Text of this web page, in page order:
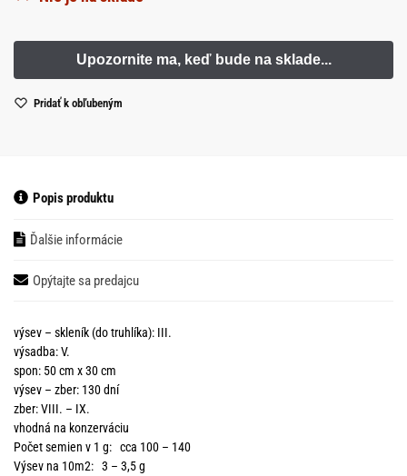
Pridať k obľubeným
Popis produktu
Ďalšie informácie
Opýtajte sa predajcu
výsev – skleník (do truhlíka): III.
výsadba: V.
spon: 50 cm x 30 cm
výsev – zber: 130 dní
zber: VIII. – IX.
vhodná na konzerváciu
Počet semien v 1 g: cca 100 – 140
Výsev na 10m2: 3 – 3,5 g